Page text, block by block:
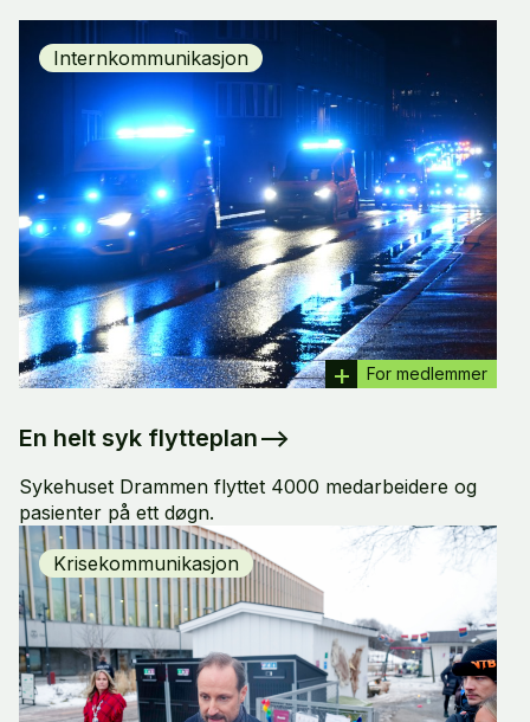
Internkommunikasjon
For medlemmer
En helt syk flytteplan–>
Sykehuset Drammen flyttet 4000 medarbeidere og
pasienter på ett døgn.
Krisekommunikasjon